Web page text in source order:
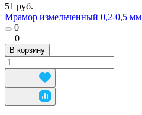
51 руб.
Мрамор измельченный 0,2-0,5 мм
0
0
В корзину